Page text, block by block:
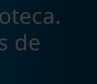
de